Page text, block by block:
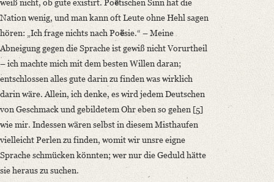
weiß nicht, ob gute existirt. Poëtischen Sinn hat die
Nation wenig, und man kann oft Leute ohne Hehl sagen
hören: „Ich frage nichts nach Poësie.“ – Meine
Abneigung gegen die Sprache ist gewiß nicht Vorurtheil
– ich machte mich mit dem besten Willen daran;
entschlossen alles gute darin zu finden was wirklich
darin wäre. Allein, ich denke, es wird jedem Deutschen
von Geschmack und gebildetem Ohr eben so gehen [5]
wie mir. Indessen wären selbst in diesem Misthaufen
vielleicht Perlen zu finden, womit wir unsre eigne
Sprache schmücken könnten; wer nur die Geduld hätte
sie heraus zu suchen.